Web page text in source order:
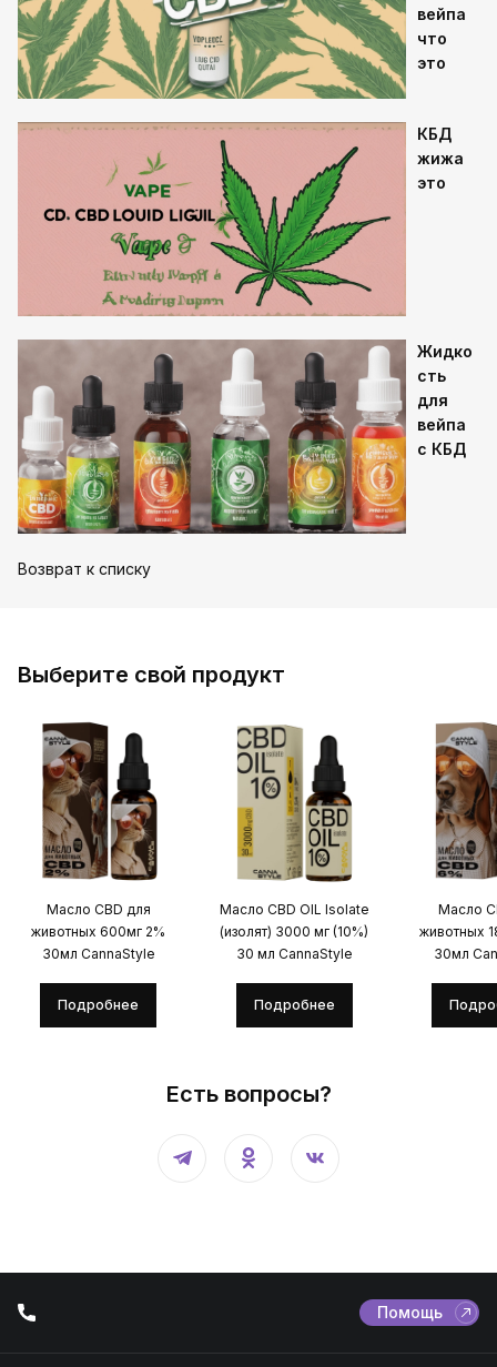
вейпа
что
это
КБД
жижа
это
Жидко
сть
для
вейпа
с КБД
Возврат к списку
Выберите свой продукт
Масло CBD для
животных 600мг 2%
30мл CannaStyle
Подробнее
Масло CBD OIL Isolate
(изолят) 3000 мг (10%)
30 мл CannaStyle
Подробнее
Масло
животных
30мл
Есть вопросы?
Помощь